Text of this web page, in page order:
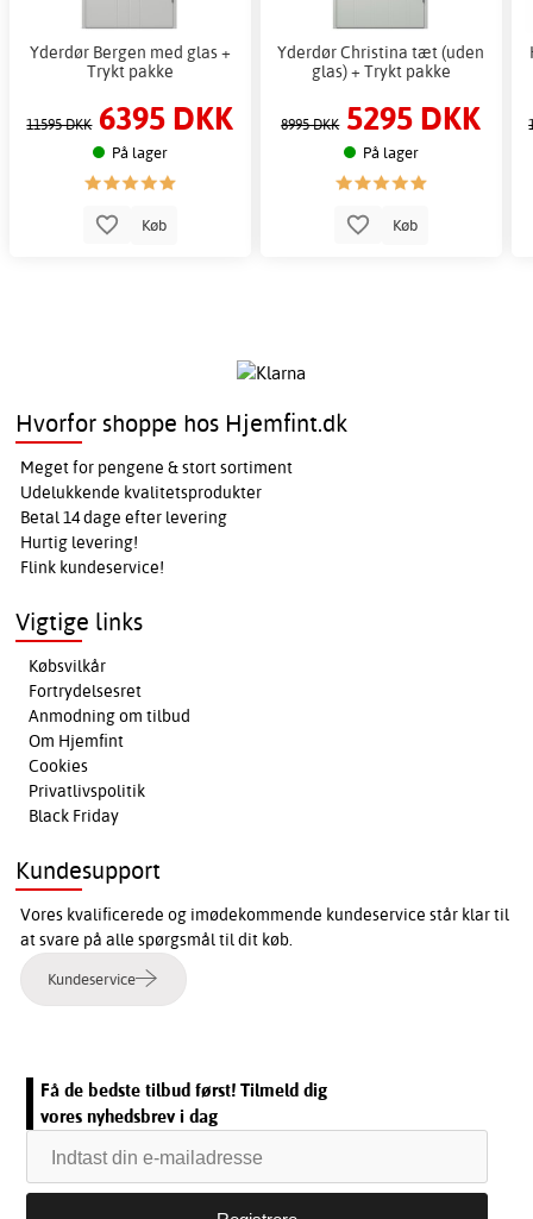
Yderdør Bergen med glas +
Trykt pakke
11595 DKK 6395 DKK
På lager
Køb
Yderdør Christina tæt (uden
glas) + Trykt pakke
8995 DKK 5295 DKK
På lager
Køb
Hvorfor shoppe hos Hjemfint.dk
Meget for pengene & stort sortiment
Udelukkende kvalitetsprodukter
Betal 14 dage efter levering
Hurtig levering!
Flink kundeservice!
Vigtige links
Købsvilkår
Fortrydelsesret
Anmodning om tilbud
Om Hjemfint
Cookies
Privatlivspolitik
Black Friday
Kundesupport
Vores kvalificerede og imødekommende kundeservice står klar til
at svare på alle spørgsmål til dit køb.
Kundeservice
Få de bedste tilbud først! Tilmeld dig
vores nyhedsbrev i dag